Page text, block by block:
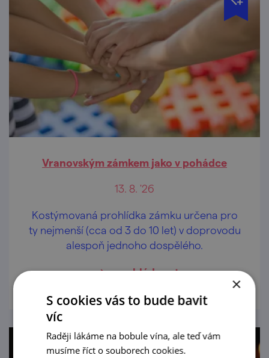
Vranovským zámkem jako v pohádce
13. 8. '26
Kostýmovaná prohlídka zámku určena pro
ty nejmenší (cca od 3 do 10 let) v doprovodu
alespoň jednoho dospělého.
prohlédnout
×
S cookies vás to bude bavit
víc
Raději lákáme na bobule vína, ale teď vám
musíme říct o souborech cookies.